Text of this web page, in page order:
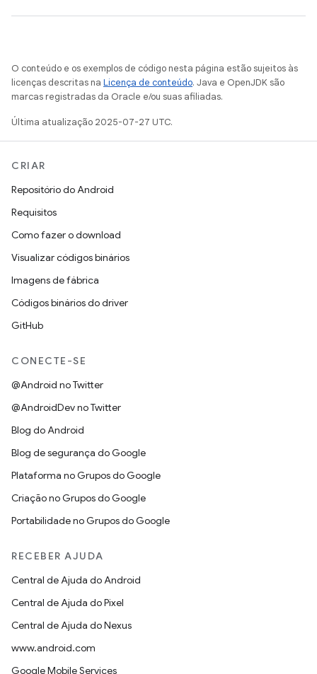
O conteúdo e os exemplos de código nesta página estão sujeitos às
licenças descritas na Licença de conteúdo. Java e OpenJDK são
marcas registradas da Oracle e/ou suas afiliadas.
Última atualização 2025-07-27 UTC.
CRIAR
Repositório do Android
Requisitos
Como fazer o download
Visualizar códigos binários
Imagens de fábrica
Códigos binários do driver
GitHub
CONECTE-SE
@Android no Twitter
@AndroidDev no Twitter
Blog do Android
Blog de segurança do Google
Plataforma no Grupos do Google
Criação no Grupos do Google
Portabilidade no Grupos do Google
RECEBER AJUDA
Central de Ajuda do Android
Central de Ajuda do Pixel
Central de Ajuda do Nexus
www.android.com
Google Mobile Services